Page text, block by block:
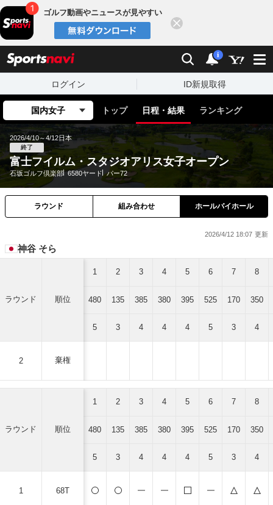
ゴルフ動画やニュースが見やすい
検索 通知
i
ログイン ID新規取得
国内女子 トップ 日程・結果 ランキング
2026/4/10～4/12日本
終了
富士フイルム・スタジオアリス女子オープン
石坂ゴルフ倶楽部 6580ヤード パー72
ラウンド 組み合わせ ホールバイホール
2026/4/12 18:07
神谷 そら
ラウンド 順位
2 棄権
1 2 3 4 5 6 7 8
480 135 385 380 395 525 170 350
5 3 4 4 4 5 3 4
ラウンド 順位
1 68T
1 2 3 4 5 6 7 8
480 135 385 380 395 525 170 350
5 3 4 4 4 5 3 4